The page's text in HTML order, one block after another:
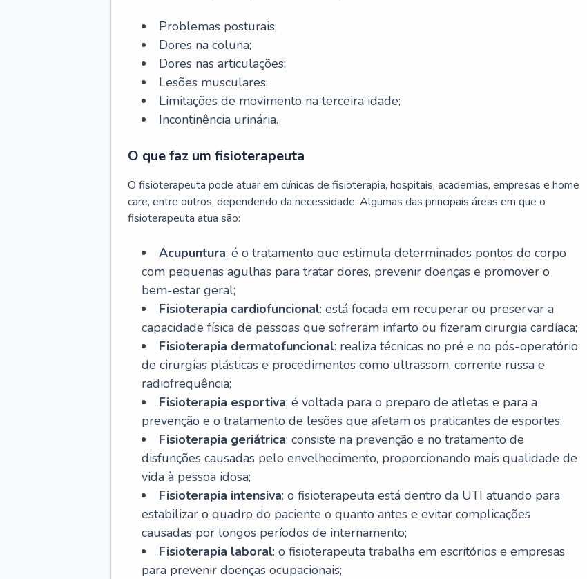
Problemas posturais;
Dores na coluna;
Dores nas articulações;
Lesões musculares;
Limitações de movimento na terceira idade;
Incontinência urinária.
O que faz um fisioterapeuta
O fisioterapeuta pode atuar em clínicas de fisioterapia, hospitais, academias, empresas e home
care, entre outros, dependendo da necessidade. Algumas das principais áreas em que o
fisioterapeuta atua são:
Acupuntura: é o tratamento que estimula determinados pontos do corpo
com pequenas agulhas para tratar dores, prevenir doenças e promover o
bem-estar geral;
Fisioterapia cardiofuncional: está focada em recuperar ou preservar a
capacidade física de pessoas que sofreram infarto ou fizeram cirurgia cardíaca;
Fisioterapia dermatofuncional: realiza técnicas no pré e no pós-operatório
de cirurgias plásticas e procedimentos como ultrassom, corrente russa e
radiofrequência;
Fisioterapia esportiva: é voltada para o preparo de atletas e para a
prevenção e o tratamento de lesões que afetam os praticantes de esportes;
Fisioterapia geriátrica: consiste na prevenção e no tratamento de
disfunções causadas pelo envelhecimento, proporcionando mais qualidade de
vida à pessoa idosa;
Fisioterapia intensiva: o fisioterapeuta está dentro da UTI atuando para
estabilizar o quadro do paciente o quanto antes e evitar complicações
causadas por longos períodos de internamento;
Fisioterapia laboral: o fisioterapeuta trabalha em escritórios e empresas
para prevenir doenças ocupacionais;